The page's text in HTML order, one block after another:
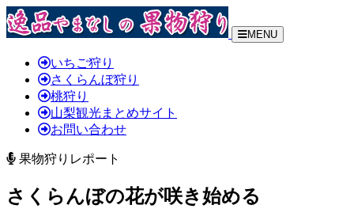
MENU
いちご狩り
さくらんぼ狩り
桃狩り
山梨観光まとめサイト
お問い合わせ
果物狩りレポート
さくらんぼの花が咲き始める